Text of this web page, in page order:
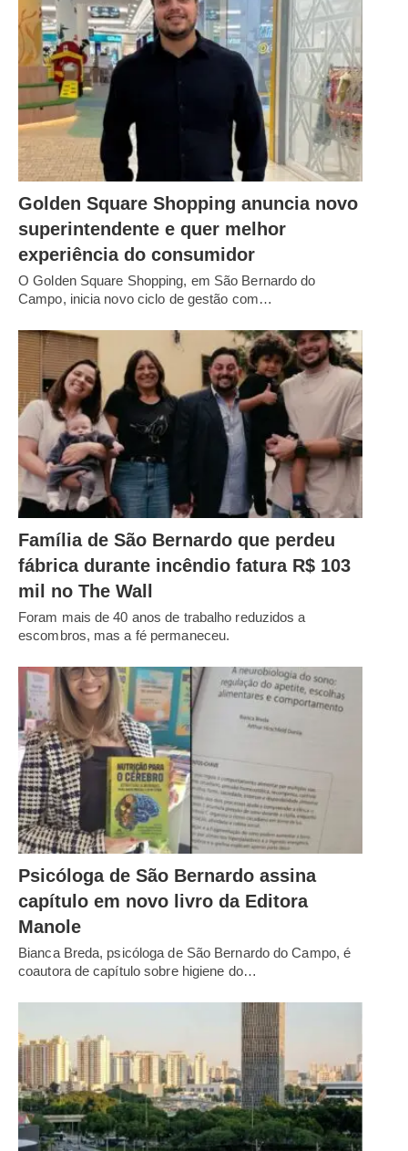
Golden Square Shopping anuncia novo
superintendente e quer melhor
experiência do consumidor
O Golden Square Shopping, em São Bernardo do
Campo, inicia novo ciclo de gestão com…
Família de São Bernardo que perdeu
fábrica durante incêndio fatura R$ 103
mil no The Wall
Foram mais de 40 anos de trabalho reduzidos a
escombros, mas a fé permaneceu.
Psicóloga de São Bernardo assina
capítulo em novo livro da Editora
Manole
Bianca Breda, psicóloga de São Bernardo do Campo, é
coautora de capítulo sobre higiene do…